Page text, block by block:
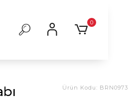
0
Ürün Kodu: BRN0973